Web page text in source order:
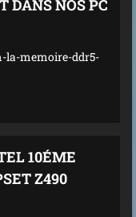
DANS NOS PC
la-memoire-ddr5-
10ÉME
Z490